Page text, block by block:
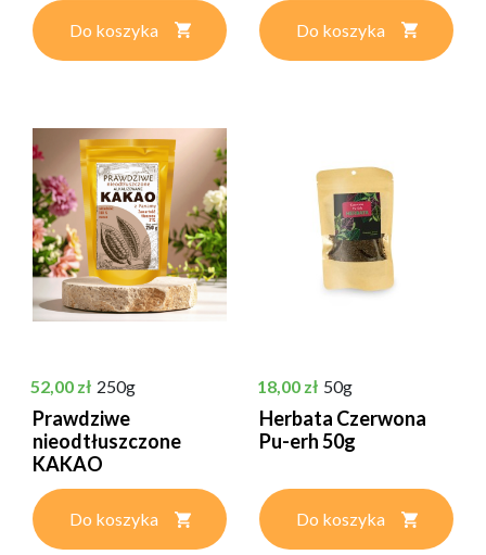
Do koszyka Do koszyka
Cena
52,00 zł 250g
Prawdziwe
nieodtłuszczone
KAKAO
Do koszyka
Cena
18,00 zł 50g
Herbata Czerwona
Pu-erh 50g
Do koszyka